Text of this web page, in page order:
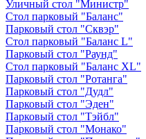
Уличный стол "Министр"
Стол парковый "Баланс"
Парковый стол "Сквэр"
Стол парковый "Баланс L"
Парковый стол "Раунд"
Стол парковый "Баланс XL"
Парковый стол "Ротанга"
Парковый стол "Дудл"
Парковый стол "Эден"
Парковый стол "Тэйбл"
Парковый стол "Монако"